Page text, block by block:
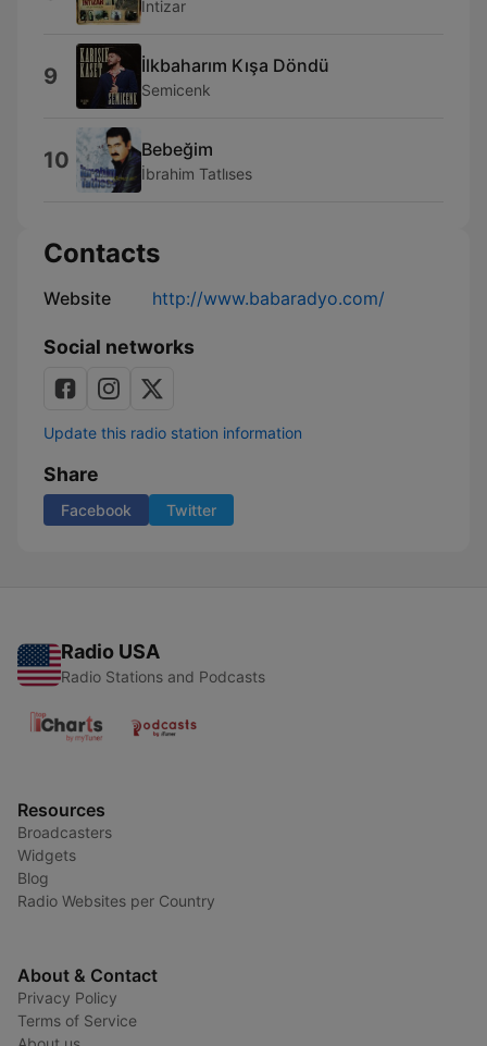
İntizar
9 İlkbaharım Kışa Döndü
Semicenk
10 Bebeğim
İbrahim Tatlıses
Contacts
Website http://www.babaradyo.com/
Social networks
Update this radio station information
Share
Facebook Twitter
Radio USA
Radio Stations and Podcasts
Resources
Broadcasters
Widgets
Blog
Radio Websites per Country
About & Contact
Privacy Policy
Terms of Service